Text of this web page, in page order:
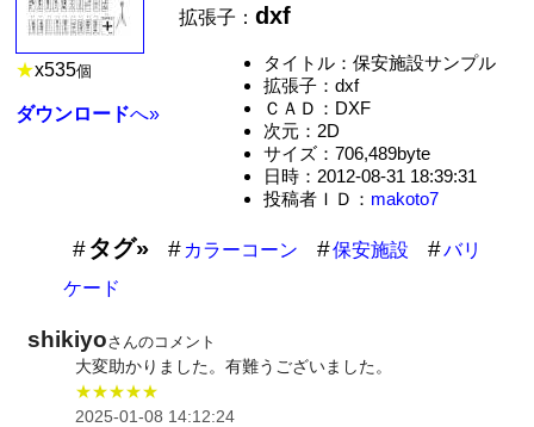
★x535個
ダウンロードへ»
拡張子：dxf
タイトル：保安施設サンプル
拡張子：dxf
ＣＡＤ：DXF
次元：2D
サイズ：706,489byte
日時：2012-08-31 18:39:31
投稿者ＩＤ： makoto7
タグ» カラーコーン 保安施設
バリ
ケード
shikiyoさんのコメント
大変助かりました。有難うございました。
★★★★★
2025-01-08 14:12:24